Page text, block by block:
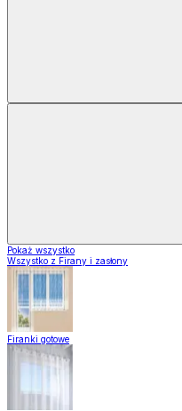
Pokaż wszystko
Wszystko z Firany i zasłony
Firanki gotowe